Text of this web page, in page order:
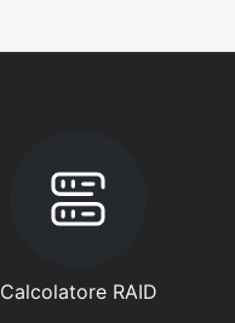
Calcolatore RAID